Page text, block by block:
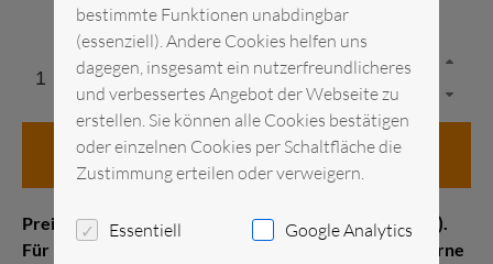
in den Anfragekorb
Preis pro Stück Messelistenpreis (1–21 Kalendertage).
Für Kurz- oder Langzeitmieten erstellen wir Ihnen gerne
bestimmte Funktionen unabdingbar
(essenziell). Andere Cookies helfen uns
dagegen, insgesamt ein nutzerfreundlicheres
und verbessertes Angebot der Webseite zu
erstellen. Sie können alle Cookies bestätigen
oder einzelnen Cookies per Schaltfläche die
Zustimmung erteilen oder verweigern.
Essentiell Google Analytics